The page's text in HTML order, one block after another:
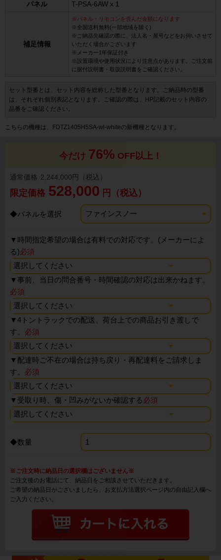
パネル T-PSA-6AW x 1
補足情報
※パネル・リモコンを含んだ金額になります
※全国送料無料(一部地域を除く)
※ご納品先確認の際に、法人名・屋号などをお伺いさせて
いただく場合がございます
※メーカー1年保証付き
※設置環境や使用状況により注意点があります。ご注文前
に据付説明書・取扱説明書をご確認ください。
セット型番とは、セット内容を総称した型番となります。ご納品時の型番
は、それぞれ個別表記となります。ご確認の際は、HP記載のセット内容の
品番をご確認ください。
こちらの機種は、FDTZ1405H5SA-wl-whiteの新機種となります。
今だけ 76% OFF以上！
通常価格 2,244,000円（税込）
限定価格 528,000 円（税込）
◆パネルを選択
▼ 時間指定希望の場合は有料での対応です。(メーカーによ
る)必須
▼事前、当日の問合番号・時間確認の対応は出来かねます。
必須
▼4トントラックでの配送、荷台上での商品お引き渡しで
す。 必須
▼ 配達時ご不在の場合は持ち戻り・再配達料をご請求しま
す。 必須
▼ 受取り時、傷・凹みがないか確認する必須
◆数量
※ご注文時に納品日の選択欄はございません※
ご注文後のお電話にて、納品日をご相談させていただきます。
ご希望の納品日がございましたら、お支払方法選択ページ内の自由記入欄へ
ご入力ください。